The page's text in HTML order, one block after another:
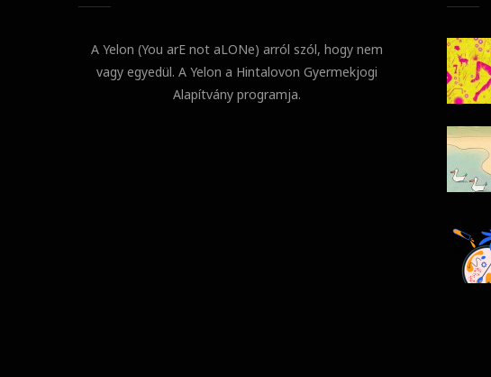
A Yelon (You arE not aLONe) arról szól, hogy nem
vagy egyedül. A Yelon a Hintalovon Gyermekjogi
Alapítvány programja.